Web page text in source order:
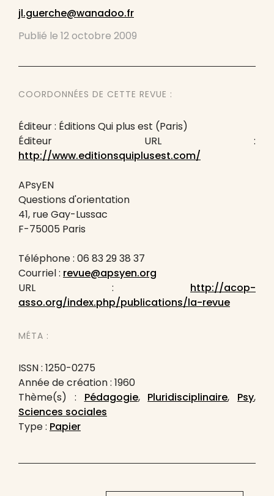
jl.guerche@wanadoo.fr
Publié le 12 octobre 2009
COORDONNÉES DE CETTE REVUE :
Éditeur : Éditions Qui plus est (Paris)
Éditeur URL :
http://www.editionsquiplusest.com/
APsyEN
Questions d'orientation
41, rue Gay-Lussac
F-75005 Paris
Téléphone : 06 83 29 38 37
Courriel : revue@apsyen.org
URL : http://acop-
asso.org/index.php/publications/la-revue
MÉTA :
ISSN : 1250-0275
Année de création : 1960
Thème(s) : Pédagogie, Pluridisciplinaire, Psy,
Sciences sociales
Type : Papier